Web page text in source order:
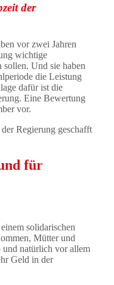
der
vor zwei Jahren
wichtige
sollen. Und sie haben
die Leistung
dafür ist die
Eine Bewertung
vor.
Regierung geschafft
für
solidarischen
Mütter und
und natürlich vor allem
Geld in der